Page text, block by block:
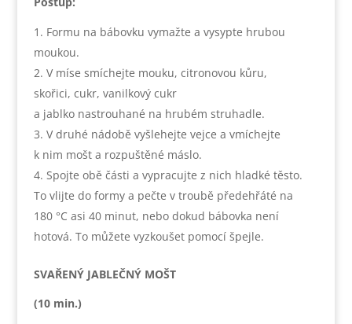
Formu na bábovku vymažte a vysypte hrubou
moukou.
V míse smíchejte mouku, citronovou kůru,
skořici, cukr, vanilkový cukr
a jablko nastrouhané na hrubém struhadle.
V druhé nádobě vyšlehejte vejce a vmíchejte
k nim mošt a rozpuštěné máslo.
Spojte obě části a vypracujte z nich hladké těsto.
To vlijte do formy a pečte v troubě předehřáté na
180 °C asi 40 minut, nebo dokud bábovka není
hotová. To můžete vyzkoušet pomocí špejle.
SVAŘENÝ JABLEČNÝ MOŠT
(10 min.)